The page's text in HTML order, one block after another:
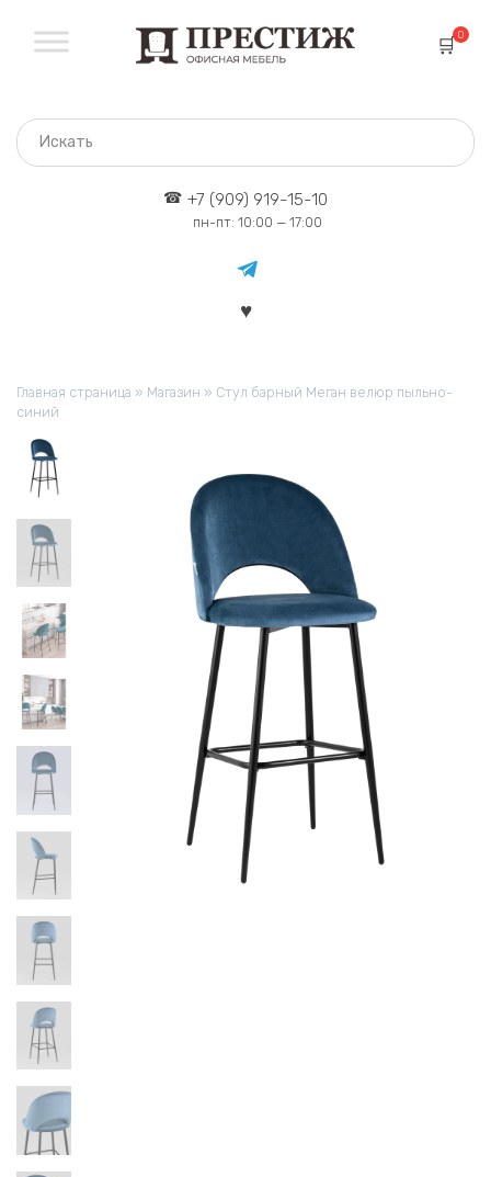
содержанию
0
+7 (909) 919-15-10
пн-пт: 10:00 — 17:00
Главная страница » Магазин » Стул барный Меган велюр пыльно-
синий